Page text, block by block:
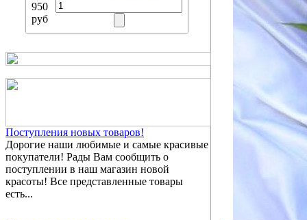
950
руб
Поступления новых товаров!
Дорогие наши любимые и самые красивые
покупатели! Рады Вам сообщить о
поступлении в наш магазин новой
красоты! Все представленные товары
есть...